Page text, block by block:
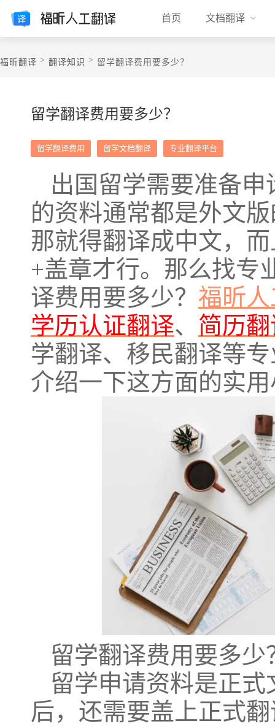
首页 文档翻译
福昕翻译 > 翻译知识 > 留学翻译费用要多少？
留学翻译费用要多少？
留学翻译费用 留学文档翻译 专业翻译平台
出国留学需要准备
的资料通常都是外文
那就得翻译成中文，
+盖章才行。那么找专
译费用要多少？ 福昕
学历认证翻译、 简历
学翻译、移民翻译等
介绍一下这方面的实
留学翻译费用要多少
留学申请资料是正
后，还需要盖上正式